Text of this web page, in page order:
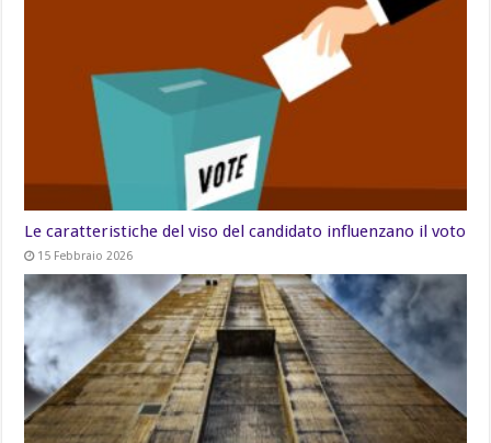
Le caratteristiche del viso del candidato influenzano il voto
15 Febbraio 2026